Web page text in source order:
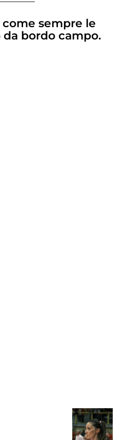
sempre le
bordo campo.